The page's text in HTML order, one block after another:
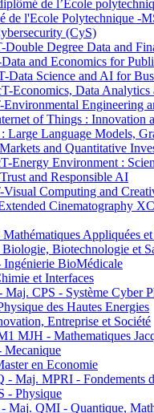
de l’École
de l'Ecole Polytechnique -
(CyS)
Degree Data and
and Economics for
Science and AI for
Economics, Data Analytics
Engineering
of Things : Innovation
Language Models,
and Quantitative
Energy Environment :
and Responsible AI
Computing and
Cinematography
Appliquées et
Biotechnologie et
BioMédicale
et Interfaces
CPS - Système Cyber
des Hautes Energies
Entreprise et Société
MJH - Mathematiques
en Economie
Maj. MPRI - Fondements
- Physique
QMI - Quantique,